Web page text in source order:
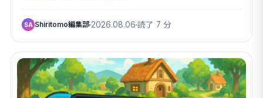
SA Shiritomo編集部 2026.08.06 読了 7 分